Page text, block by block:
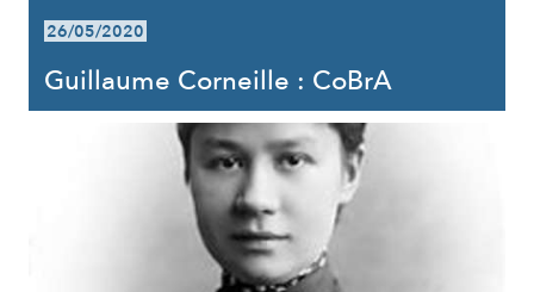
26/05/2020
Guillaume Corneille : CoBrA